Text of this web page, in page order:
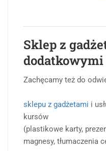
Sklep z
dodatkowymi
Zachęcamy też do
sklepu z gadżetami i
kursów
(plastikowe karty,
magnesy, tłumaczenia